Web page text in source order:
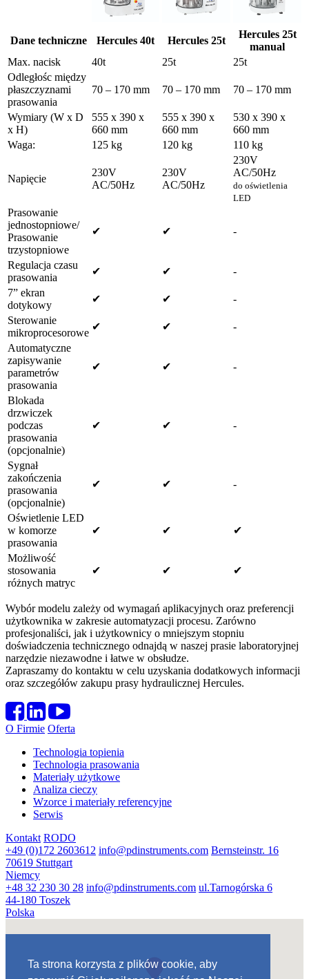
Ta strona korzysta z plików cookie, aby
Dane techniczne Hercules 40t Hercules 25t
Hercules 25t
manual
Max. nacisk
40t 25t
25t
Odległośc między
płaszczyznami
prasowania
70 – 170 mm 70 – 170 mm 70 – 170 mm
Wymiary (W x D
x H)
555 x 390 x
660 mm
555 x 390 x
660 mm
530 x 390 x
660 mm
Waga:
125 kg 120 kg 110 kg
Napięcie
230V
AC/50Hz
230V
AC/50Hz
230V
AC/50Hz
do oświetlenia
LED
Prasowanie
jednostopniowe/
Prasowanie
trzystopniowe
✔ ✔ -
Regulacja czasu
prasowania
✔ ✔
-
7” ekran
dotykowy
✔ ✔
-
Sterowanie
mikroprocesorowe
✔ ✔
-
Automatyczne
zapisywanie
parametrów
prasowania
✔ ✔ -
Blokada
drzwiczek
podczas
prasowania
(opcjonalnie)
✔ ✔ -
Sygnał
zakończenia
prasowania
(opcjonalnie)
✔ ✔ -
Oświetlenie LED
w komorze
prasowania
✔ ✔ ✔
Możliwość
stosowania
różnych matryc
✔ ✔ ✔
Wybór modelu zależy od wymagań aplikacyjnych oraz preferencji
użytkownika w zakresie automatyzacji procesu. Zarówno
profesjonaliści, jak i użytkownicy o mniejszym stopniu
doświadczenia technicznego odnajdą w naszej prasie laboratoryjnej
narzędzie niezawodne i łatwe w obsłudze.
Zapraszamy do kontaktu w celu uzyskania dodatkowych informacji
oraz szczegółów zakupu prasy hydraulicznej Hercules.
O Firmie Oferta
Technologia topienia
Technologia prasowania
Materiały użytkowe
Analiza cieczy
Wzorce i materiały referencyjne
Serwis
Kontakt RODO
+49 (0)172 2603612 info@pdinstruments.com Bernsteinstr. 16
70619 Stuttgart
Niemcy
+48 32 230 30 28 info@pdinstruments.com ul.Tarnogórska 6
44-180 Toszek
Polska